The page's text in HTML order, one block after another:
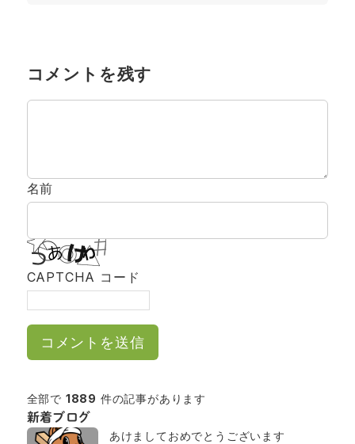
コメントを残す
名前
CAPTCHA コード
全部で 1889 件の記事があります
新着ブログ
あけましておめでとうございます